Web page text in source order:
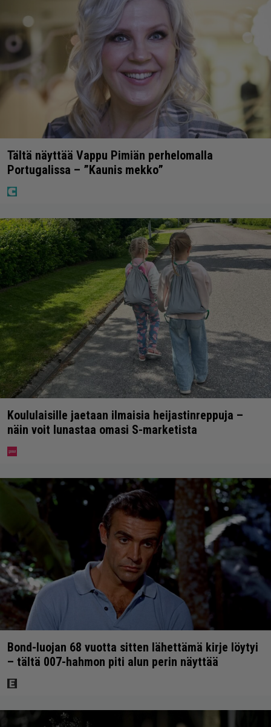
Tältä näyttää Vappu Pimiän perhelomalla
Portugalissa – ”Kaunis mekko”
Koululaisille jaetaan ilmaisia heijastinreppuja –
näin voit lunastaa omasi S-marketista
Bond-luojan 68 vuotta sitten lähettämä kirje löytyi
– tältä 007-hahmon piti alun perin näyttää